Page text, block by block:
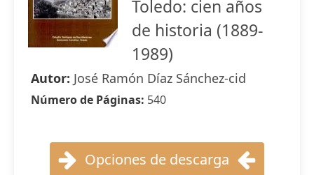
Toledo: cien años
de historia (1889-
1989)
Autor: José Ramón Díaz Sánchez-cid
Número de Páginas: 540
Opciones de descarga